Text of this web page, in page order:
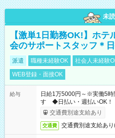
未読
【激単1日勤務OK!】ホ
会のサポートスタッフ＊
派遣 職種未経験OK 社会人未経験
WEB登録・面接OK
給与
日給1万5000円～※実働5時
す ◆日払い・週払いOK！
も異なります
交通費別途支給あり
交通費 交通費別途支給あ